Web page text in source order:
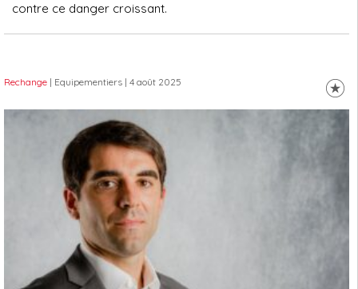
contre ce danger croissant.
Rechange | Equipementiers | 4 août 2025